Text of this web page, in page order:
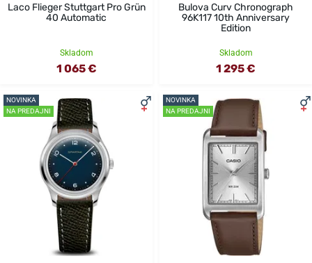
Laco Flieger Stuttgart Pro Grün
40 Automatic
Skladom
1 065 €
Bulova Curv Chronograph
96K117 10th Anniversary
Edition
Skladom
1 295 €
NOVINKA
NA PREDAJNI
NOVINKA
NA PREDAJNI